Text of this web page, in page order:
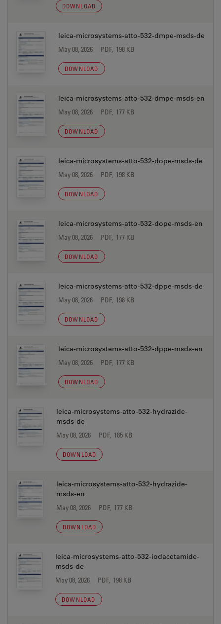
DOWNLOAD
leica-microsystems-atto-532-dmpe-msds-de
May 08, 2026 PDF, 198 KB
DOWNLOAD
leica-microsystems-atto-532-dmpe-msds-en
May 08, 2026 PDF, 177 KB
DOWNLOAD
leica-microsystems-atto-532-dope-msds-de
May 08, 2026 PDF, 198 KB
DOWNLOAD
leica-microsystems-atto-532-dope-msds-en
May 08, 2026 PDF, 177 KB
DOWNLOAD
leica-microsystems-atto-532-dppe-msds-de
May 08, 2026 PDF, 198 KB
DOWNLOAD
leica-microsystems-atto-532-dppe-msds-en
May 08, 2026 PDF, 177 KB
DOWNLOAD
leica-microsystems-atto-532-hydrazide-
msds-de
May 08, 2026 PDF, 185 KB
DOWNLOAD
leica-microsystems-atto-532-hydrazide-
msds-en
May 08, 2026 PDF, 177 KB
DOWNLOAD
leica-microsystems-atto-532-iodacetamide-
msds-de
May 08, 2026 PDF, 198 KB
DOWNLOAD